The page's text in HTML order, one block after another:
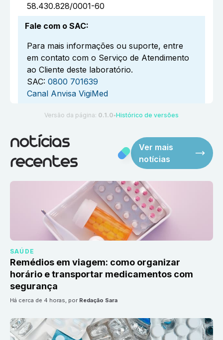
58.430.828/0001-60
Fale com o SAC:
Para mais informações ou suporte, entre
em contato com o Serviço de Atendimento
ao Cliente deste laboratório.
SAC: 0800 701639
Canal Anvisa VigiMed
Versão da página: 0.1.0 ●Histórico de versões
notícias
recentes
Ver mais
notícias
SAÚDE
Remédios em viagem: como organizar
horário e transportar medicamentos com
segurança
há cerca de 4 horas, por Redação Sara